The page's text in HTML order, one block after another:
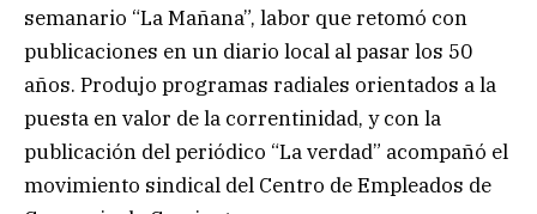
semanario “La Mañana”, labor que retomó con
publicaciones en un diario local al pasar los 50
años. Produjo programas radiales orientados a la
puesta en valor de la correntinidad, y con la
publicación del periódico “La verdad” acompañó el
movimiento sindical del Centro de Empleados de